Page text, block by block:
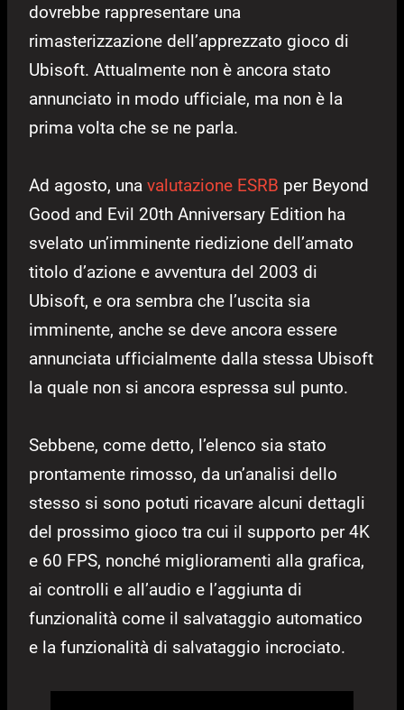
dovrebbe rappresentare una
rimasterizzazione dell’apprezzato gioco di
Ubisoft. Attualmente non è ancora stato
annunciato in modo ufficiale, ma non è la
prima volta che se ne parla.
Ad agosto, una valutazione ESRB per Beyond
Good and Evil 20th Anniversary Edition ha
svelato un’imminente riedizione dell’amato
titolo d’azione e avventura del 2003 di
Ubisoft, e ora sembra che l’uscita sia
imminente, anche se deve ancora essere
annunciata ufficialmente dalla stessa Ubisoft
la quale non si ancora espressa sul punto.
Sebbene, come detto, l’elenco sia stato
prontamente rimosso, da un’analisi dello
stesso si sono potuti ricavare alcuni dettagli
del prossimo gioco tra cui il supporto per 4K
e 60 FPS, nonché miglioramenti alla grafica,
ai controlli e all’audio e l’aggiunta di
funzionalità come il salvataggio automatico
e la funzionalità di salvataggio incrociato.